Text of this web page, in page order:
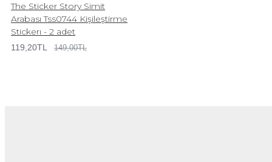
The Sticker Story Simit
Arabası Tss0744 Kişileştirme
Stickerı - 2 adet
119,20TL 149,00TL